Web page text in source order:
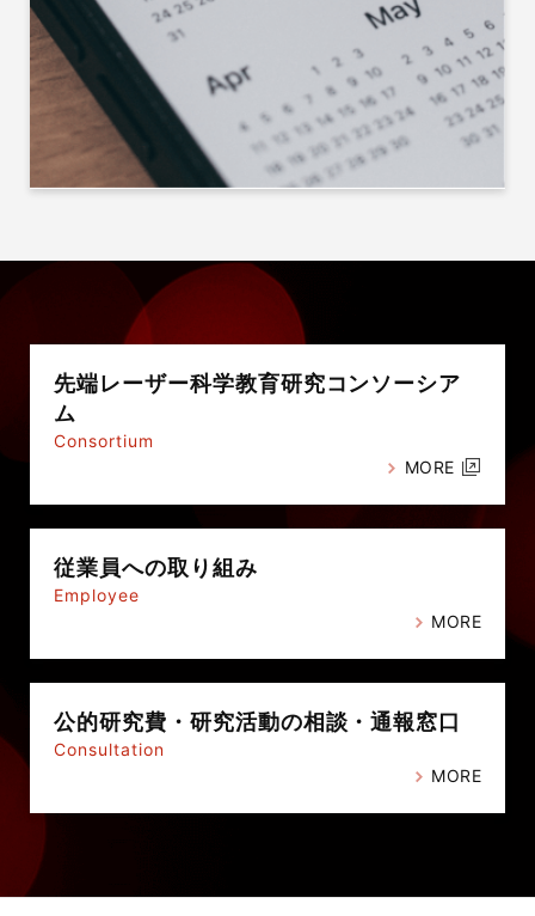
先端レーザー科学教育研究コンソーシア
ム
Consortium
MORE
従業員への取り組み
Employee
MORE
公的研究費・ 研究活動の相談・通報窓口
Consultation
MORE